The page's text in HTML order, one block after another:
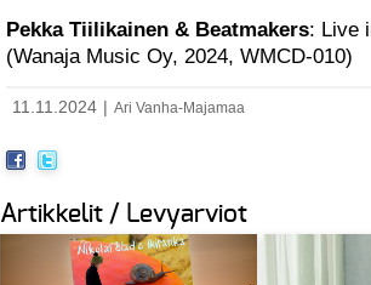
Pekka Tiilikainen & Beatmakers: Live
(Wanaja Music Oy, 2024, WMCD-010)
11.11.2024 | Ari Vanha-Majamaa
Artikkelit / Levyarviot